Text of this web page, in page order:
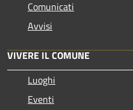
Comunicati
Avvisi
VIVERE IL COMUNE
Luoghi
Eventi